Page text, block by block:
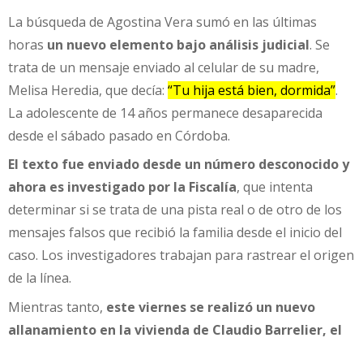
La búsqueda de Agostina Vera sumó en las últimas
horas un nuevo elemento bajo análisis judicial. Se
trata de un mensaje enviado al celular de su madre,
Melisa Heredia, que decía: “Tu hija está bien, dormida”.
La adolescente de 14 años permanece desaparecida
desde el sábado pasado en Córdoba.
El texto fue enviado desde un número desconocido y
ahora es investigado por la Fiscalía, que intenta
determinar si se trata de una pista real o de otro de los
mensajes falsos que recibió la familia desde el inicio del
caso. Los investigadores trabajan para rastrear el origen
de la línea.
Mientras tanto, este viernes se realizó un nuevo
allanamiento en la vivienda de Claudio Barrelier, el